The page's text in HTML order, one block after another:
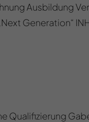
Ausbildung
Generation“